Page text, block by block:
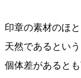
印章の素材のほ
天然であるとい
個体差があるとも